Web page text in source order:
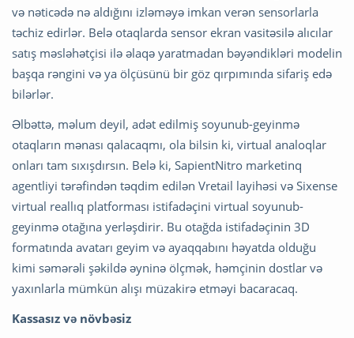
və nəticədə nə aldığını izləməyə imkan verən sensorlarla
təchiz edirlər. Belə otaqlarda sensor ekran vasitəsilə alıcılar
satış məsləhətçisi ilə əlaqə yaratmadan bəyəndikləri modelin
başqa rəngini və ya ölçüsünü bir göz qırpımında sifariş edə
bilərlər.
Əlbəttə, məlum deyil, adət edilmiş soyunub-geyinmə
otaqların mənası qalacaqmı, ola bilsin ki, virtual analoqlar
onları tam sıxışdırsın. Belə ki, SapientNitro marketinq
agentliyi tərəfindən təqdim edilən Vretail layihəsi və Sixense
virtual reallıq platforması istifadəçini virtual soyunub-
geyinmə otağına yerləşdirir. Bu otağda istifadəçinin 3D
formatında avatarı geyim və ayaqqabını həyatda olduğu
kimi səmərəli şəkildə əyninə ölçmək, həmçinin dostlar və
yaxınlarla mümkün alışı müzakirə etməyi bacaracaq.
Kassasız və növbəsiz